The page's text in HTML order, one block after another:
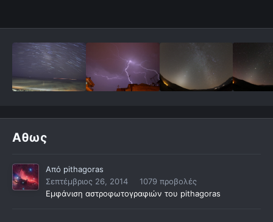
Αθως
Από pithagoras
Σεπτέμβριος 26, 2014
1079 προβολές
Εμφάνιση αστροφωτογραφιών του pithagoras